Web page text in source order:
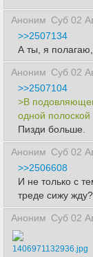
Аноним Суб 02
>>2507134
А ты, я полагаю,
Аноним Суб 02
>>2507104
>В
одной полоской
Пизди больше.
Аноним Суб 02
>>2506608
И не только с
треде сижу жду?
Аноним Суб 02
1406971132936.jpg